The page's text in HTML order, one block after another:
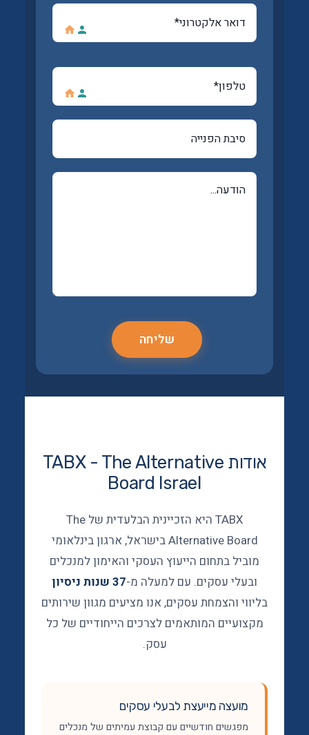
שליחה
אודות TABX - The Alternative
Board Israel
TABX היא הזכיינית הבלעדית של The
Alternative Board בישראל, ארגון בינלאומי
מוביל בתחום הייעוץ העסקי והאימון למנכלים
ובעלי עסקים. עם למעלה מ-37 שנות ניסיון
בליווי והצמחת עסקים, אנו מציעים מגוון שירותים
מקצועיים המותאמים לצרכים הייחודיים של כל
עסק.
מועצה מייעצת לבעלי עסקים
מפגשים חודשיים עם קבוצת עמיתים של מנכלים